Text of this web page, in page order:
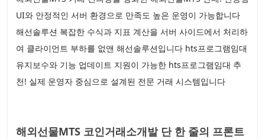
UI와 안정적인 서버 환경으로 만족도 높은 운영이 가능합니다
해선솔루션 복잡한 수식과 지표 계산을 서버 사이드에서 처리하
여 클라이언트 부하를 없앤 해선솔루션입니다 hts프로그램임대
유지보수와 기능 업데이트 지원이 가능한 hts프로그램임대 추
천! 실제 운영자 중심으로 설계된 전문 거래 시스템입니다
해외선물MTS 코인거래소개발 단 한 줄의 프론트